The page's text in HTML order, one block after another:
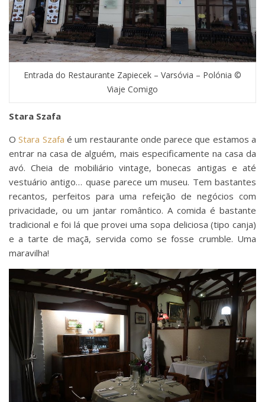
Entrada do Restaurante Zapiecek – Varsóvia – Polónia ©
Viaje Comigo
Stara Szafa
OStara Szafa é um restaurante onde parece que estamos a
entrar na casa de alguém, mais especificamente na casa da
avó. Cheia de mobiliário vintage, bonecas antigas e até
vestuário antigo… quase parece um museu. Tem bastantes
recantos, perfeitos para uma refeição de negócios com
privacidade, ou um jantar romântico. A comida é bastante
tradicional e foi lá que provei uma sopa deliciosa (tipo canja)
e a tarte de maçã, servida como se fosse crumble. Uma
maravilha!